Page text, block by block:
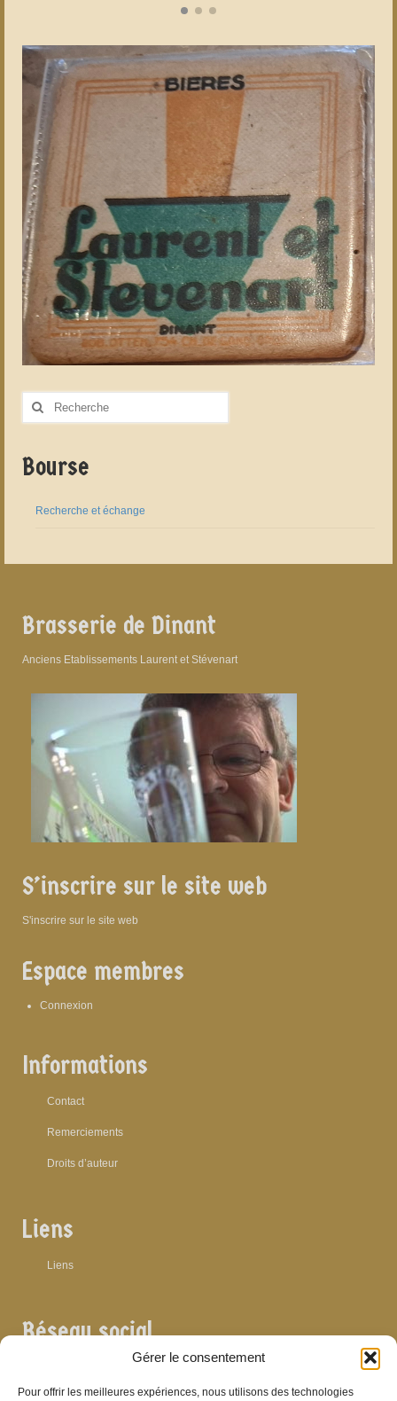
Gérer le consentement
Pour offrir les meilleures expériences, nous utilisons des technologies
Rechercher
Bourse
Recherche et échange
Brasserie de Dinant
Anciens Etablissements Laurent et Stévenart
S’inscrire sur le site web
S'inscrire sur le site web
Espace membres
Connexion
Informations
Contact
Remerciements
Droits d’auteur
Liens
Liens
Réseau social